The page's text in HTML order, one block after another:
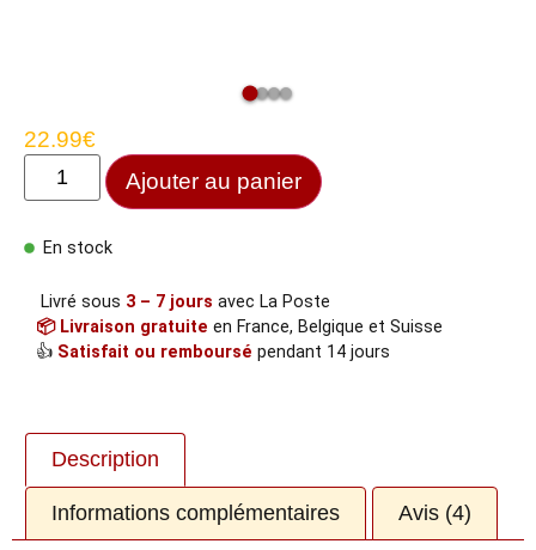
22.99€
Ajouter au panier
En stock
Livré sous 3 – 7 jours avec La Poste
📦 Livraison gratuite en France, Belgique et Suisse
👍 Satisfait ou remboursé pendant 14 jours
Description
Informations complémentaires Avis (4)